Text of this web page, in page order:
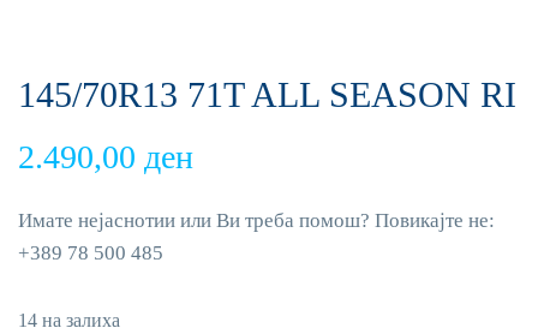
145/70R13 71T ALL SEASON RI
2.490,00 ден
Имате нејаснотии или Ви треба помош? Повикајте не:
+389 78 500 485
14 на залиха